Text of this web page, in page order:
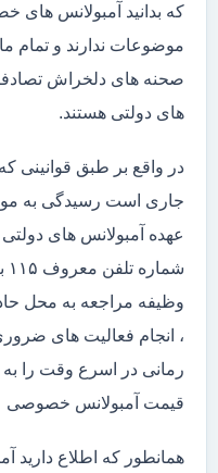
که بدانید آمبولانس های
موضوعات ندارند و تمام
صحنه های دلخراش
های دولتی هستند.
در واقع بر طبق قوانینی
جاری است رسیدگی به
عهده آمبولانس های
وظیفه مراجعه به محل
، انجام فعالیت های
رمانی در اسرع وقت را به
قیمت آمبولانس خصوصی
همانطور که اطلاع دارید